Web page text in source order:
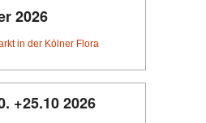
2026
in der Kölner Flora
+25.10 2026